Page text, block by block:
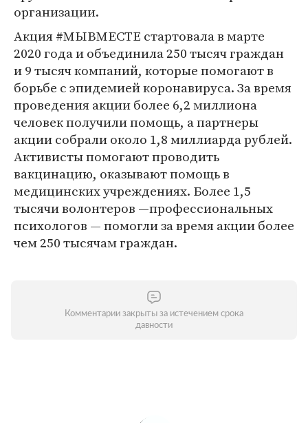
организации.
Акция #МЫВМЕСТЕ стартовала в марте
2020 года и объединила 250 тысяч граждан
и 9 тысяч компаний, которые помогают в
борьбе с эпидемией коронавируса. За время
проведения акции более 6,2 миллиона
человек получили помощь, а партнеры
акции собрали около 1,8 миллиарда рублей.
Активисты помогают проводить
вакцинацию, оказывают помощь в
медицинских учреждениях. Более 1,5
тысячи волонтеров —профессиональных
психологов — помогли за время акции более
чем 250 тысячам граждан.
Комментарии закрыты за истечением срока
давности